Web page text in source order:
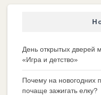
День открытых дверей
«Игра и детство»
Почему на новогодних
почаще зажигать елку?